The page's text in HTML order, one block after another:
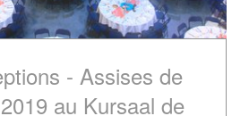
- Assises de
au Kursaal de